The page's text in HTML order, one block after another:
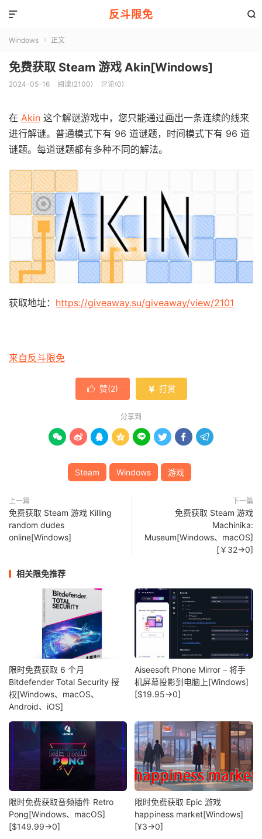
反斗限免 

Windows  正文
免费获取 Steam 游戏 Akin[Windows]
2024-05-16 阅读(2100) 评论(0)
在 Akin 这个解谜游戏中，您只能通过画出一条连续的线来
进行解谜。普通模式下有 96 道谜题，时间模式下有 96 道
谜题。每道谜题都有多种不同的解法。
获取地址： https://giveaway.su/giveaway/view/2101
来自反斗限免
 赞(2)  打赏
分享到
       
Steam Windows 游戏
上一篇
免费获取 Steam 游戏 Killing
random dudes
online[Windows]
下一篇
免费获取 Steam 游戏
Machinika:
Museum[Windows、macOS]
[￥32→0]
相关限免推荐
限时免费获取 6 个月
Bitdefender Total Security 授
权[Windows、macOS、
Android、iOS]
Aiseesoft Phone Mirror – 将手
机屏幕投影到电脑上[Windows]
[$19.95→0]
限时免费获取音频插件 Retro
Pong[Windows、macOS]
[$149.99→0]
限时免费获取 Epic 游戏
happiness market[Windows]
[¥3→0]